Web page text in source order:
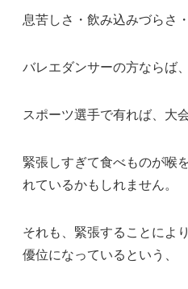
息苦しさ・飲み込みづらさ
バレエダンサーの方ならば
スポーツ選手で有れば、大
緊張しすぎて食べものが喉
れているかもしれません。
それも、緊張することによ
優位になっているという、